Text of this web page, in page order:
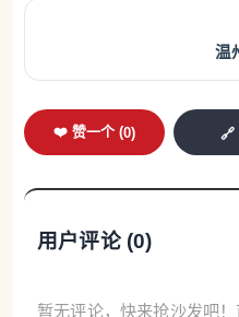
两校区师生齐捐款
小吴的病情牵动着全
师带着班里孩子的祝福去
内发起爱心捐款。
在学校支持下，金老师
温
❤️ 赞一个 (0) 🔗
用户评论 (0)
暂无评论，快来抢沙发吧！